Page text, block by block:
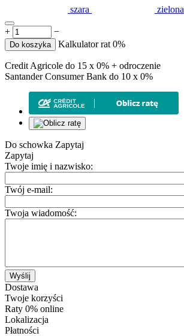
szara zielona
+ −
Do koszyka Kalkulator rat 0%
Credit Agricole do 15 x 0% + odroczenie
Santander Consumer Bank do 10 x 0%
Do schowka Zapytaj
Zapytaj
Twoje imię i nazwisko:
Twój e-mail:
Twoja wiadomość:
Wyślij
Dostawa
Twoje korzyści
Raty 0% online
Lokalizacja
Płatności